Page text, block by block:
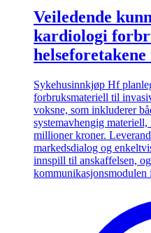
Veiledende
kardiologi
Sykehusinnkjøp Hf
forbruksmateriell til
voksne, som inkluderer
systemavhengig
millioner kroner.
markedsdialog og
innspill til anskaffelsen,
kommunikasjonsmodulen